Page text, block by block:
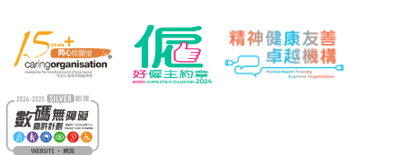
MICW
組裝合成建築工程工作安全訓練課程
TST
安全使用可伸縮工作台
公開講座 25/08/2026
密閉空間工作的職安健及相關的職安健法例網上公開講座
公開講座
安全主任的專業道德和誠信網上公開講座